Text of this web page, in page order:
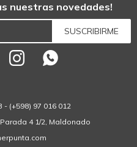
- (+598) 97 016 012
4 1/2, Maldonado
nuestras novedades!
SUSCRIBIRME
 